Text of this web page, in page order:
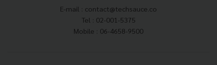
E-mail : contact@techsauce.co
Tel : 02-001-5375
Mobile : 06-4658-9500